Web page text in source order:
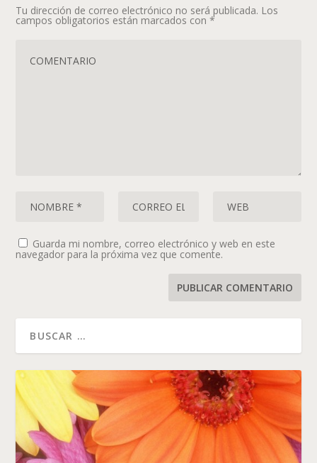
Tu dirección de correo electrónico no será publicada. Los
campos obligatorios están marcados con*
Guarda mi nombre, correo electrónico y web en este
navegador para la próxima vez que comente.